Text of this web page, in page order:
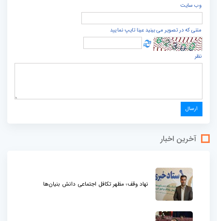
وب سایت
متنی که در تصویر می بینید عینا تایپ نمایید
نظر
آخرین اخبار
نهاد وقف؛ مظهر تکافل اجتماعی دانش بنیان‌ها